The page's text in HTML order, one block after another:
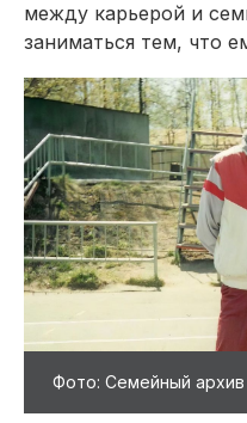
между карьерой и
заниматься тем, что
Фото: Семейный архив